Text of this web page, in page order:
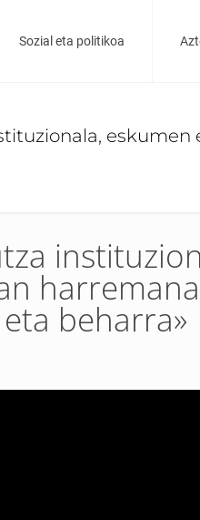
Sozial eta politikoa
beharra»